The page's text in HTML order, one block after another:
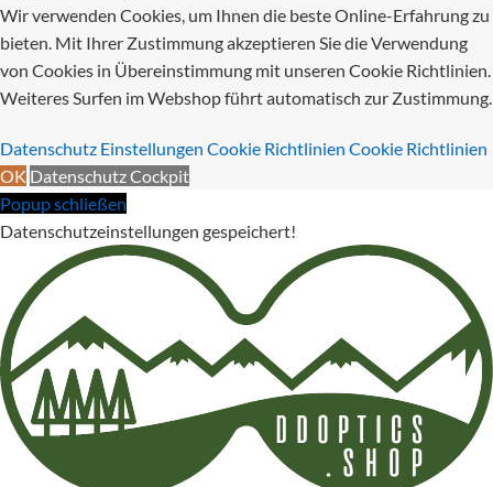
Wir verwenden Cookies, um Ihnen die beste Online-Erfahrung zu
bieten. Mit Ihrer Zustimmung akzeptieren Sie die Verwendung
von Cookies in Übereinstimmung mit unseren Cookie Richtlinien.
Weiteres Surfen im Webshop führt automatisch zur Zustimmung.
Datenschutz Einstellungen Cookie Richtlinien Cookie Richtlinien
OK Datenschutz Cockpit
Popup schließen
Datenschutzeinstellungen gespeichert!